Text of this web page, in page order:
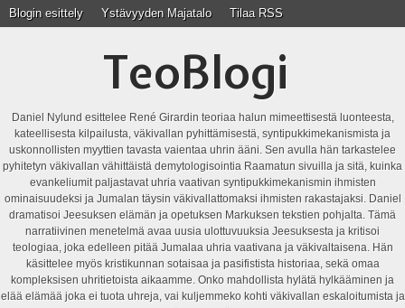
Blogin esittely Ystävyyden Majatalo Tilaa RSS
TeoBlogi
Daniel Nylund esittelee René Girardin teoriaa halun mimeettisestä luonteesta,
kateellisesta kilpailusta, väkivallan pyhittämisestä, syntipukkimekanismista ja
uskonnollisten myyttien tavasta vaientaa uhrin ääni. Sen avulla hän tarkastelee
pyhitetyn väkivallan vähittäistä demytologisointia Raamatun sivuilla ja sitä, kuinka
evankeliumit paljastavat uhria vaativan syntipukkimekanismin ihmisten
ominaisuudeksi ja Jumalan täysin väkivallattomaksi ihmisten rakastajaksi. Daniel
dramatisoi Jeesuksen elämän ja opetuksen Markuksen tekstien pohjalta. Tämä
narratiivinen menetelmä avaa uusia ulottuvuuksia Jeesuksesta ja kritisoi
teologiaa, joka edelleen pitää Jumalaa uhria vaativana ja väkivaltaisena. Hän
käsittelee myös kristikunnan sotaisaa ja pasifistista historiaa, sekä omaa
kompleksisen uhritietoista aikaamme. Onko mahdollista hylätä hylkääminen ja
elää elämää joka ei tuota uhreja, vai kuljemmeko kohti väkivallan eskaloitumista ja